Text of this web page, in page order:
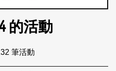
的活動
筆活動